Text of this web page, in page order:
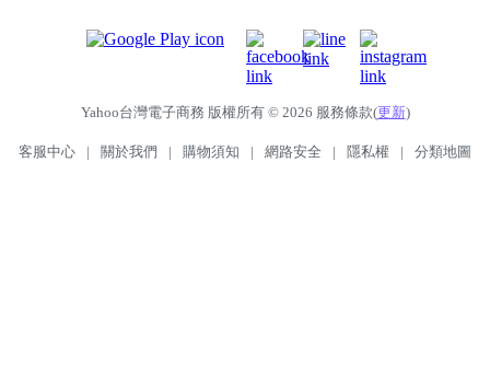
Yahoo台灣電子商務 版權所有 © 2026 服務條款(更新)
客服中心 | 關於我們 | 購物須知 | 網路安全 | 隱私權 | 分類地圖